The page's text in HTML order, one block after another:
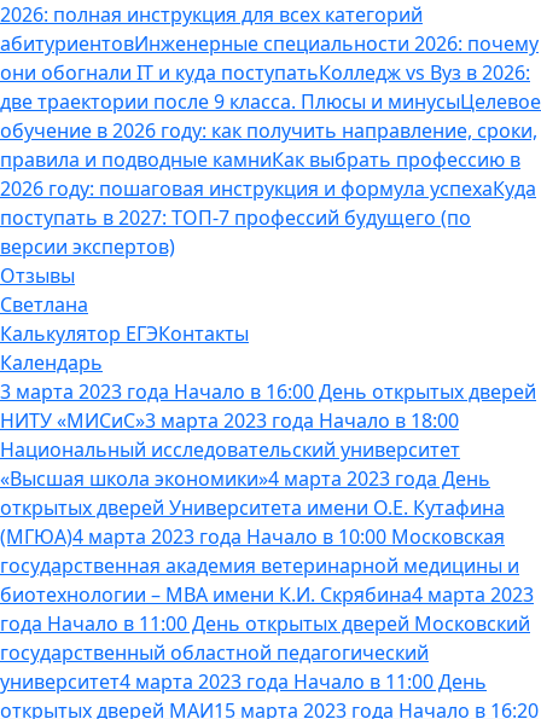
2026: полная инструкция для всех категорий
абитуриентовИнженерные специальности 2026: почему
они обогнали IT и куда поступатьКолледж vs Вуз в 2026:
две траектории после 9 класса. Плюсы и минусыЦелевое
обучение в 2026 году: как получить направление, сроки,
правила и подводные камниКак выбрать профессию в
2026 году: пошаговая инструкция и формула успехаКуда
поступать в 2027: ТОП-7 профессий будущего (по
версии экспертов)
Отзывы
Светлана
Калькулятор ЕГЭКонтакты
Календарь
3 марта 2023 года Начало в 16:00 День открытых дверей
НИТУ «МИСиС»3 марта 2023 года Начало в 18:00
Национальный исследовательский университет
«Высшая школа экономики»4 марта 2023 года День
открытых дверей Университета имени О.Е. Кутафина
(МГЮА)4 марта 2023 года Начало в 10:00 Московская
государственная академия ветеринарной медицины и
биотехнологии – МВА имени К.И. Скрябина4 марта 2023
года Начало в 11:00 День открытых дверей Московский
государственный областной педагогический
университет4 марта 2023 года Начало в 11:00 День
открытых дверей МАИ15 марта 2023 года Начало в 16:20